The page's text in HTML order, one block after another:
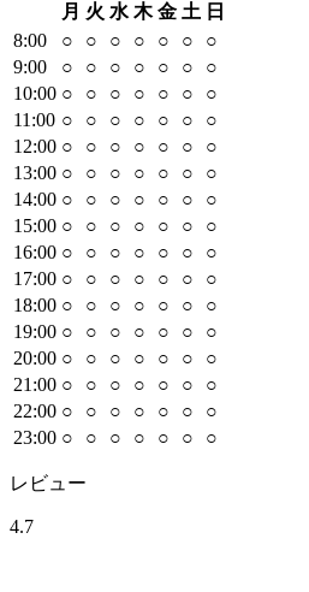
月 火 水 木 金 土 日
8:00 ○ ○ ○ ○ ○ ○
○
9:00 ○ ○ ○ ○ ○ ○
○
10:00 ○ ○ ○ ○ ○ ○
○
11 :00 ○ ○ ○ ○ ○ ○
○
12:00 ○ ○ ○ ○ ○ ○
○
13:00 ○ ○ ○ ○ ○ ○
○
14:00 ○ ○ ○ ○ ○ ○
○
15:00 ○ ○ ○ ○ ○ ○
○
16:00 ○ ○ ○ ○ ○ ○
○
17:00 ○ ○ ○ ○ ○ ○
○
18:00 ○ ○ ○ ○ ○ ○
○
19:00 ○ ○ ○ ○ ○ ○
○
20:00 ○ ○ ○ ○ ○ ○
○
21 :00 ○ ○ ○ ○ ○ ○
○
22:00 ○ ○ ○ ○ ○ ○
○
23:00 ○ ○ ○ ○ ○ ○ ○
レビュー
4.7